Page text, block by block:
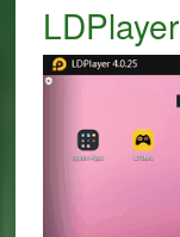
LDPlayer